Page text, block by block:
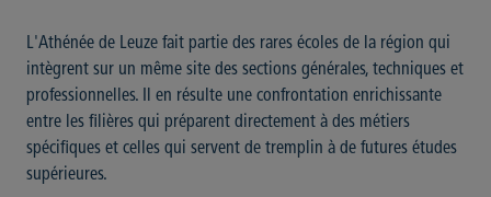
L'Athénée de Leuze fait partie des rares écoles de la région qui
intègrent sur un même site des sections générales, techniques et
professionnelles. Il en résulte une confrontation enrichissante
entre les filières qui préparent directement à des métiers
spécifiques et celles qui servent de tremplin à de futures études
supérieures.